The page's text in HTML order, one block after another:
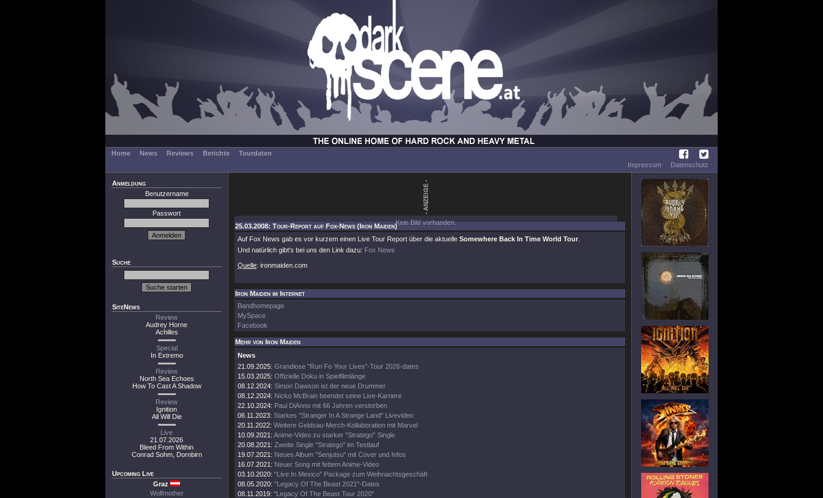
Home News Reviews Berichte
Tourdaten
Impressum
Datenschutz
Anmeldung
Benutzername
Passwort
Suche
SiteNews
Review
Audrey Horne
Achilles
Special
In Extremo
Review
North Sea Echoes
How To Cast A Shadow
Review
Ignition
All Will Die
Live
21.07.2026
Bleed From Within
Conrad Sohm, Dornbirn
Upcoming Live
Graz
Wolfmother
Kein Bild vorhanden.
25.03.2008: Tour-Report auf Fox-News (Iron Maiden)
Auf Fox News gab es vor kurzem einen Live Tour Report über die aktuelle Somewhere Back In Time World Tour
Und natürlich gibt's bei uns den Link dazu: Fox News
Quelle: ironmaiden.com
Iron Maiden im Internet
Bandhomepage
MySpace
Facebook
Mehr von Iron Maiden
News
21.09.2025: Grandiose "Run Fo Your Lives"-Tour 2026-dates
15.03.2025: Offizielle Doku in Spielfilmlänge
08.12.2024: Simon Dawson ist der neue Drummer
08.12.2024: Nicko McBrain beendet seine Live-Karriere
22.10.2024: Paul DiAnno mit 66 Jahren verstorben
06.11.2023: Starkes "Stranger In A Strange Land" Livevideo
20.11.2022: Weitere Geldsau-Merch-Kollaboration mit Marvel
10.09.2021: Anime-Video zu starker "Stratego" Single
20.08.2021: Zweite Single "Stratego" im Testlauf
19.07.2021: Neues Album "Senjutsu" mit Cover und Infos
16.07.2021: Neuer Song mit fettem Anime-Video
03.10.2020: "Live In Mexico" Package zum Weihnachtsgeschäft
08.05.2020: "Legacy Of The Beast 2021"-Dates
08.11.2019: "Legacy Of The Beast Tour 2020"